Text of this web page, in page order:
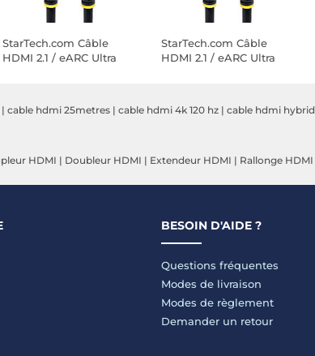
StarTech.com Câble
HDMI 2.1 / eARC Ultra
StarTech.com Câble
HDMI 2.1 / eARC Ultra
| cable hdmi 25metres | cable hdmi 4k 120 hz | cable hdmi hybrid
HDMI | Doubleur HDMI | Extendeur HDMI | Rallonge HDMI
BESOIN D'AIDE ?
Questions fréquentes
Modes de livraison
Modes de règlement
Demander un retour